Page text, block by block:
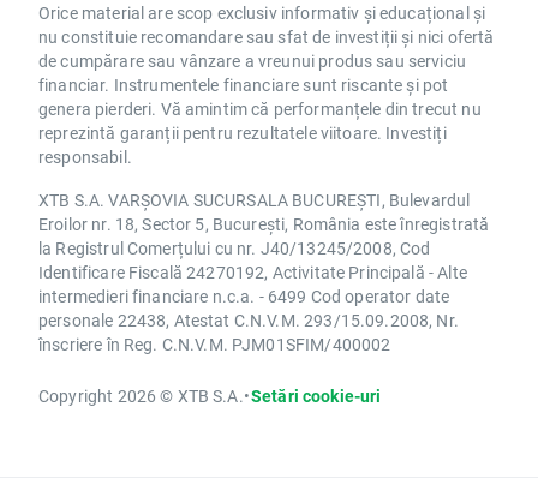
Orice material are scop exclusiv informativ și educațional și
nu constituie recomandare sau sfat de investiții și nici ofertă
de cumpărare sau vânzare a vreunui produs sau serviciu
financiar. Instrumentele financiare sunt riscante și pot
genera pierderi. Vă amintim că performanțele din trecut nu
reprezintă garanții pentru rezultatele viitoare. Investiți
responsabil.
XTB S.A. VARȘOVIA SUCURSALA BUCUREȘTI, Bulevardul
Eroilor nr. 18, Sector 5, București, România este înregistrată
la Registrul Comerțului cu nr. J40/13245/2008, Cod
Identificare Fiscală 24270192, Activitate Principală - Alte
intermedieri financiare n.c.a. - 6499 Cod operator date
personale 22438, Atestat C.N.V.M. 293/15.09.2008, Nr.
înscriere în Reg. C.N.V.M. PJM01SFIM/400002
Copyright 2026 © XTB S.A.•Setări cookie-uri